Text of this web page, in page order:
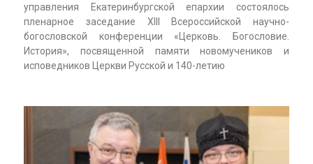
управления Екатеринбургской епархии состоялось
пленарное заседание XIII Всероссийской научно-
богословской конференции «Церковь. Богословие.
История», посвященной памяти новомучеников и
исповедников Церкви Русской и 140-летию